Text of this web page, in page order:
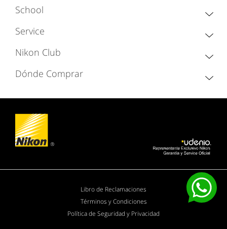
School
Service
Nikon Club
Dónde Comprar
Libro de Reclamaciones
Términos y Condiciones
Política de Seguridad y Privacidad